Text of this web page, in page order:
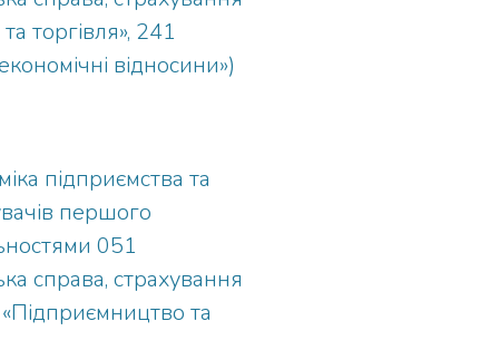
(рівень магістр)
торгівля», 241
відносини»)
підприємства та
першого
051
справа, страхування
та